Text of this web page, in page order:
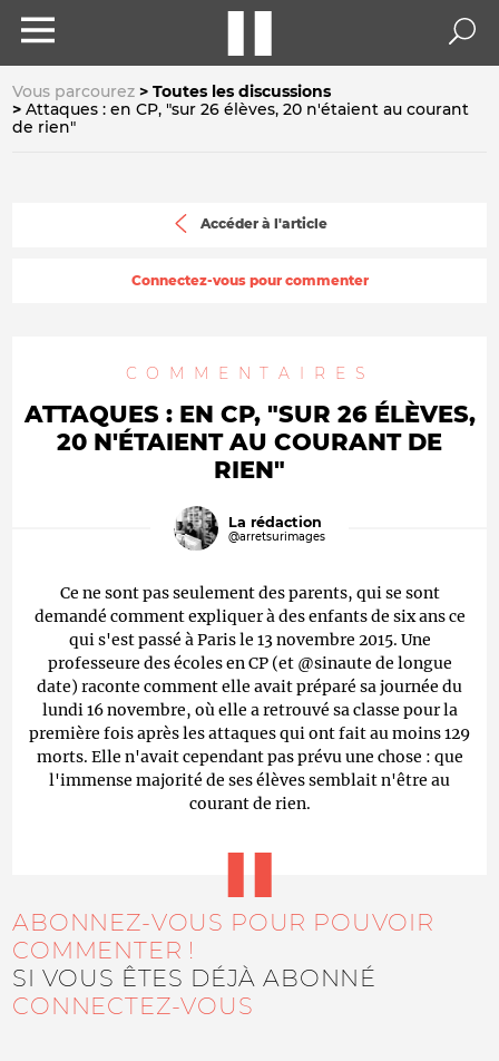
Vous parcourez
Toutes les discussions
Attaques : en CP, "sur 26 élèves, 20 n'étaient au courant
de rien"
Accéder à l'article
Connectez-vous pour commenter
COMMENTAIRES
ATTAQUES : EN CP, "SUR 26 ÉLÈVES,
20 N'ÉTAIENT AU COURANT DE
RIEN"
La rédaction
@arretsurimages
Ce ne sont pas seulement des parents, qui se sont
demandé comment expliquer à des enfants de six ans ce
qui s'est passé à Paris le 13 novembre 2015. Une
professeure des écoles en CP (et @sinaute de longue
date) raconte comment elle avait préparé sa journée du
lundi 16 novembre, où elle a retrouvé sa classe pour la
première fois après les attaques qui ont fait au moins 129
morts. Elle n'avait cependant pas prévu une chose : que
l'immense majorité de ses élèves semblait n'être au
courant de rien.
ABONNEZ-VOUS POUR POUVOIR
COMMENTER !
SI VOUS ÊTES DÉJÀ ABONNÉ
CONNECTEZ-VOUS